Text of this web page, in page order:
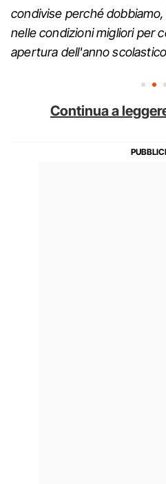
condivise perché
nelle condizioni migliori per
apertura dell'anno
Continua a